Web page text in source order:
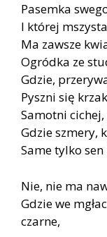
Pasemka
I której
Ma zawsze
Ogródka ze
Gdzie,
Pyszni się
Samotni
Gdzie szmery,
Same tylko
Nie, nie ma
Gdzie we
czarne,